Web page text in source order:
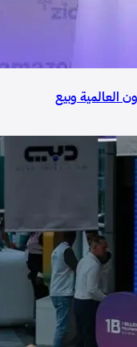
العالمية وبيع